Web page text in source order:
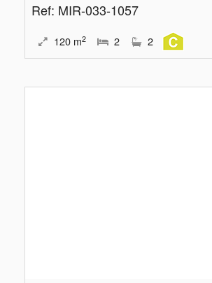
Ref: MIR-033-1057
120 m2 2 2